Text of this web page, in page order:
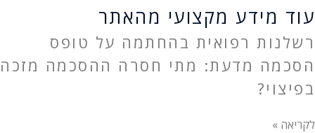
עוד מידע מקצועי מהאתר
רשלנות רפואית בהחתמה על טופס
הסכמה מדעת: מתי חסרה ההסכמה מזכה
בפיצוי?
לקריאה »